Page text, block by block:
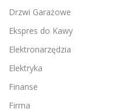
Drzwi Garażowe
Ekspres do Kawy
Elektronarzędzia
Elektryka
Finanse
Firma